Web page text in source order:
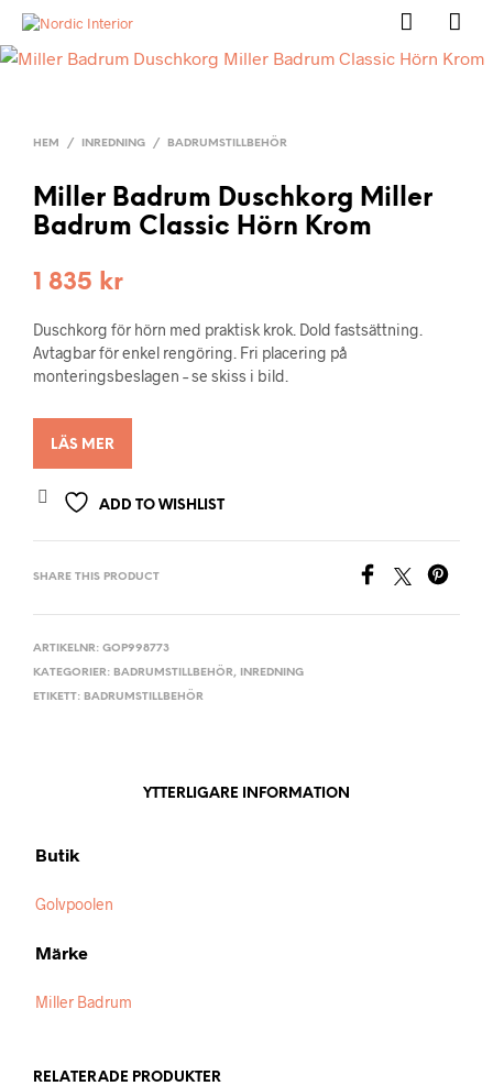
HEM / INREDNING / BADRUMSTILLBEHÖR
Miller Badrum Duschkorg Miller
Badrum Classic Hörn Krom
1 835 kr
Duschkorg för hörn med praktisk krok. Dold fastsättning.
Avtagbar för enkel rengöring. Fri placering på
monteringsbeslagen – se skiss i bild.
LÄS MER
ADD TO WISHLIST
SHARE THIS PRODUCT
ARTIKELNR: GOP998773
KATEGORIER: BADRUMSTILLBEHÖR,
INREDNING
ETIKETT: BADRUMSTILLBEHÖR
YTTERLIGARE INFORMATION
Butik
Golvpoolen
Märke
Miller Badrum
RELATERADE PRODUKTER